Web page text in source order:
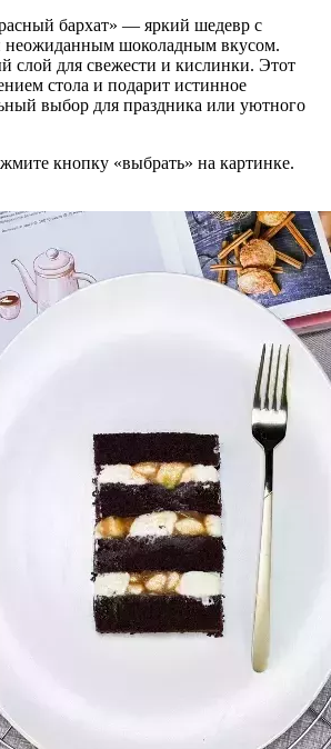
бархат» — яркий шедевр с
шоколадным вкусом.
слой для свежести и кислинки. Этот
стола и подарит истинное
выбор для праздника или уютного
кнопку «выбрать» на картинке.